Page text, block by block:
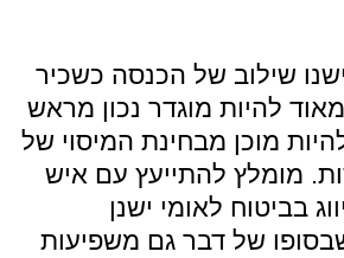
שילוב של הכנסה כשכיר
להיות מוגדר נכון מראש
מוכן מבחינת המיסוי של
מומלץ להתייעץ עם איש
בביטוח לאומי ישנן
של דבר גם משפיעות